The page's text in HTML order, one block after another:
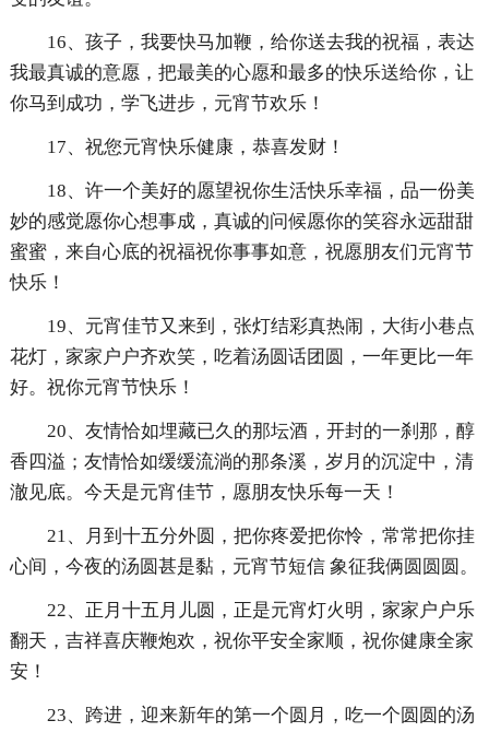
16、孩子，我要快马加鞭，给你送去我的祝福，表达
我最真诚的意愿，把最美的心愿和最多的快乐送给你，让
你马到成功，学飞进步，元宵节欢乐！
17、祝您元宵快乐健康，恭喜发财！
18、许一个美好的愿望祝你生活快乐幸福，品一份美
妙的感觉愿你心想事成，真诚的问候愿你的笑容永远甜甜
蜜蜜，来自心底的祝福祝你事事如意，祝愿朋友们元宵节
快乐！
19、元宵佳节又来到，张灯结彩真热闹，大街小巷点
花灯，家家户户齐欢笑，吃着汤圆话团圆，一年更比一年
好。祝你元宵节快乐！
20、友情恰如埋藏已久的那坛酒，开封的一刹那，醇
香四溢；友情恰如缓缓流淌的那条溪，岁月的沉淀中，清
澈见底。今天是元宵佳节，愿朋友快乐每一天！
21、月到十五分外圆，把你疼爱把你怜，常常把你挂
心间，今夜的汤圆甚是黏，元宵节短信 象征我俩圆圆圆。
22、正月十五月儿圆，正是元宵灯火明，家家户户乐
翻天，吉祥喜庆鞭炮欢，祝你平安全家顺，祝你健康全家
安！
23、跨进，迎来新年的第一个圆月，吃一个圆圆的汤